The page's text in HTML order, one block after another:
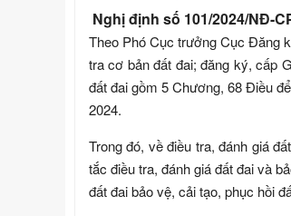
Nghị định số 101/2024/NĐ-
Theo Phó Cục trưởng Cục Đăng
tra cơ bản đất đai; đăng ký, cấp
đất đai gồm 5 Chương, 68 Điều
2024.
Trong đó, về điều tra, đánh giá
tắc điều tra, đánh giá đất đai và
đất đai bảo vệ, cải tạo, phục hồi